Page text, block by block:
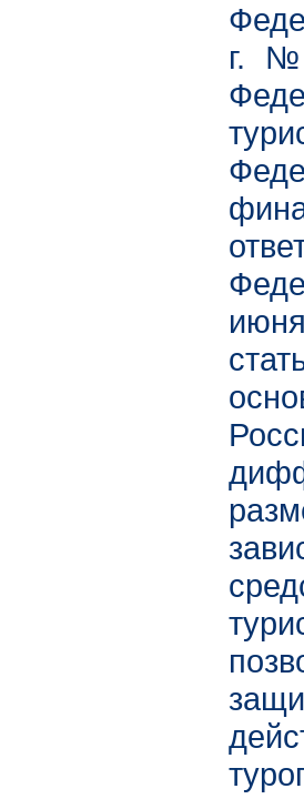
г. №